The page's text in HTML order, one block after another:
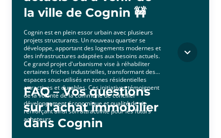
la ville de Cognin 🚧
Cognin est en plein essor urbain avec plusieurs
projets structurants. Un nouveau quartier se
développe, apportant des logements modernes et
des infrastructures adaptées aux besoins actuels.
Ce grand projet d'urbanisme vise à réhabiliter
certaines friches industrielles, transformant des
espaces sous-utilisés en zones résidentielles
attractives et durables. Ces initiatives témoignent
de la volonté de la commune de concilier
développement économique et qualité de vie,
renforçant ainsi son attractivité pour les futurs
acheteurs.
FAQ – Vos questions
sur l'achat immobilier
dans Cognin